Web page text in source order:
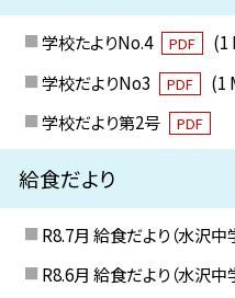
学校たよりNo.4 PDF
(1
学校だよりNo3
PDF
(1
学校だより第2号
PDF
給食だより
R8.7月 給食だより（水沢中
R8.6月 給食だより（水沢中